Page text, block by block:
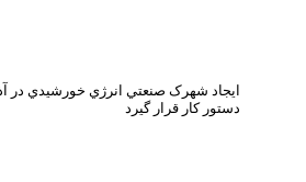
ايجاد شهرک صنعتي انرژي خورشيدي در
دستور کار قرار گيرد